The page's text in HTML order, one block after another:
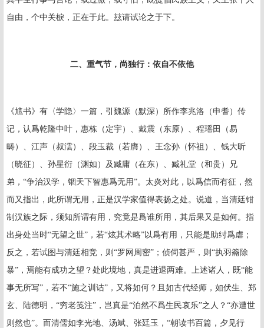
自由，个中关棙，正在于此。玆请试论之于下。
二、重气节，尚独行：依自不依他
《訄书》有〈学隐〉一篇，引魏源（默深）所作李兆洛（申耆）传
记，认爲乾隆中叶，惠栋（定宇）、戴震（东原）、程瑶田（易
畴）、江声（叔澐）、段玉裁（若膺）、王念孙（怀祖）、钱大昕
（晓征）、孙星衍（渊如）及臧庸（在东）、臧礼堂（和贵）兄
弟，“争治汉学，锢天下智惠爲无用”。太炎对此，以爲信而有征，然
而又指出，此所谓无用，正是汉学家值得表扬之处。说道，当清廷钳
制汉族之际，须知所谓有用，究竟是爲谁所用，其后果又是如何。指
出身处当时“无望之世”，若“炫其术略”以爲有用，只能是助纣爲虐；
反之，若试图与清廷相竞，则“罗网周密”；侦伺甚严，则“执羽籥除
暴”，焉能有成功之望？处此境地，真是进退两难。上述诸人，既“能
事无所写”，若不“施之训诂”，又将如何？且如古代经师，如伏生、郑
玄、陆德明，“穷老笺注”，岂真是“泊然不爲生民哀乐”之人？“亦遭世
则然也”。而清儒如李光地、汤斌、张廷玉，“朝读书百篇，夕见行